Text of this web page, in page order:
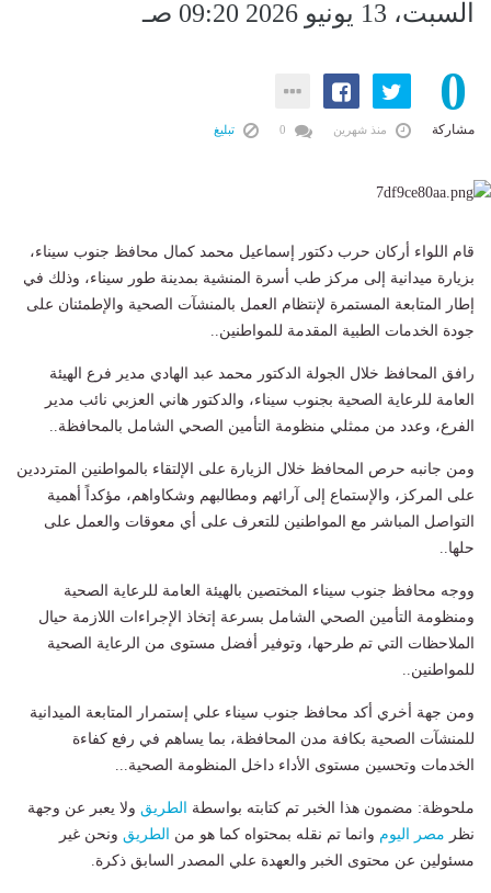
السبت، 13 يونيو 2026 09:20 صـ
0
مشاركة منذ شهرين تبليغ
قام اللواء أركان حرب دكتور إسماعيل محمد كمال محافظ جنوب سيناء،
بزيارة ميدانية إلى مركز طب أسرة المنشية بمدينة طور سيناء، وذلك في
إطار المتابعة المستمرة لإنتظام العمل بالمنشآت الصحية والإطمئنان على
جودة الخدمات الطبية المقدمة للمواطنين..
رافق المحافظ خلال الجولة الدكتور محمد عبد الهادي مدير فرع الهيئة
العامة للرعاية الصحية بجنوب سيناء، والدكتور هاني العزبي نائب مدير
الفرع، وعدد من ممثلي منظومة التأمين الصحي الشامل بالمحافظة..
ومن جانبه حرص المحافظ خلال الزيارة على الإلتقاء بالمواطنين المترددين
على المركز، والإستماع إلى آرائهم ومطالبهم وشكاواهم، مؤكداً أهمية
التواصل المباشر مع المواطنين للتعرف على أي معوقات والعمل على
حلها..
ووجه محافظ جنوب سيناء المختصين بالهيئة العامة للرعاية الصحية
ومنظومة التأمين الصحي الشامل بسرعة إتخاذ الإجراءات اللازمة حيال
الملاحظات التي تم طرحها، وتوفير أفضل مستوى من الرعاية الصحية
للمواطنين..
ومن جهة أخري أكد محافظ جنوب سيناء علي إستمرار المتابعة الميدانية
للمنشآت الصحية بكافة مدن المحافظة، بما يساهم في رفع كفاءة
الخدمات وتحسين مستوى الأداء داخل المنظومة الصحية...
ملحوظة: مضمون هذا الخبر تم كتابته بواسطة الطريق ولا يعبر عن وجهة
نظر مصر اليوم وانما تم نقله بمحتواه كما هو من الطريق ونحن غير
مسئولين عن محتوى الخبر والعهدة علي المصدر السابق ذكرة.